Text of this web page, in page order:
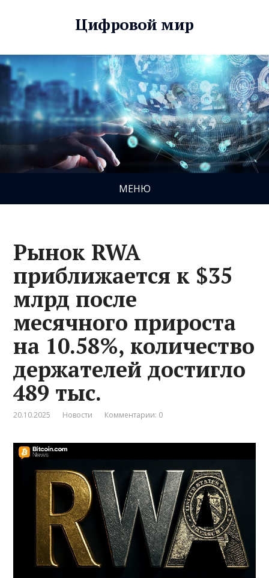
Цифровой мир
МЕНЮ
Рынок RWA
приближается к $35
млрд после
месячного прироста
на 10.58%, количество
держателей достигло
489 тыс.
20.10.2025 Новости Комментарии: 0